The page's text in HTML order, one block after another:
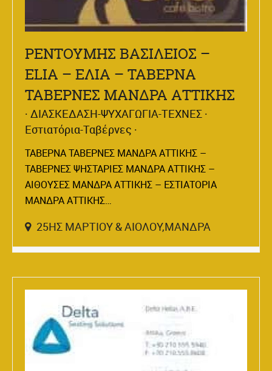
ΡΕΝΤΟΥΜΗΣ ΒΑΣΙΛΕΙΟΣ –
ELIA – ΕΛΙΑ – ΤΑΒΕΡΝΑ
ΤΑΒΕΡΝΕΣ ΜΑΝΔΡΑ ΑΤΤΙΚΗΣ
ΔΙΑΣΚΕΔΑΣΗ-ΨΥΧΑΓΩΓΙΑ-ΤΕΧΝΕΣ
Εστιατόρια-Ταβέρνες
ΤΑΒΕΡΝΑ ΤΑΒΕΡΝΕΣ ΜΑΝΔΡΑ ΑΤΤΙΚΗΣ –
ΤΑΒΕΡΝΕΣ ΨΗΣΤΑΡΙΕΣ ΜΑΝΔΡΑ ΑΤΤΙΚΗΣ –
ΑΙΘΟΥΣΕΣ ΜΑΝΔΡΑ ΑΤΤΙΚΗΣ – ΕΣΤΙΑΤΟΡΙΑ
ΜΑΝΔΡΑ ΑΤΤΙΚΗΣ…
25ΗΣ ΜΑΡΤΙΟΥ & ΑΙΟΛΟΥ,ΜΑΝΔΡΑ